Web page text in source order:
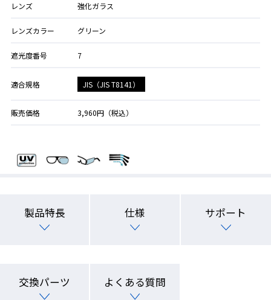
レンズ 強化ガラス
レンズカラー グリーン
遮光度番号 7
適合規格 JIS（JIS T8141）
販売価格 3,960円（税込）
製品特長 仕様 サポート
交換パーツ よくある質問